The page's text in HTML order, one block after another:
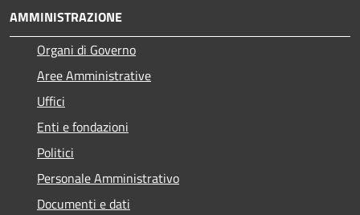
AMMINISTRAZIONE
Organi di Governo
Aree Amministrative
Uffici
Enti e fondazioni
Politici
Personale Amministrativo
Documenti e dati